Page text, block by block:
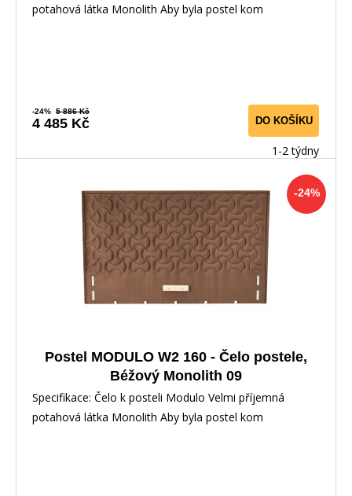
potahová látka Monolith Aby byla postel kom
-24% 5 886 Kč
4 485 Kč DO KOŠÍKU
1-2 týdny
-24%
Postel MODULO W2 160 - Čelo postele,
Béžový Monolith 09
Specifikace: Čelo k posteli Modulo Velmi příjemná
potahová látka Monolith Aby byla postel kom